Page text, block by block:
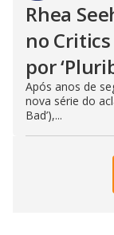
Rhea
no
por
Após anos de
nova série do
Bad’),...